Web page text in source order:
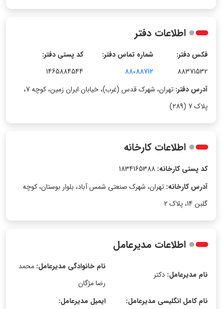
اطلاعات دفتر
فکس دفتر:
88371532
شماره تماس دفتر:
88088712
کد پستی دفتر:
1465884544
آدرس دفتر:
تهران، شهرک قدس (غرب)، خیابان ایران زمین، کوچه 7،
پلاک 7 (289)
اطلاعات کارخانه
کد پستی کارخانه: 1834165388
آدرس کارخانه: تهران، شهرک صنعتی شمس آباد، بلوار بوستان، کوچه
گلبن 14، پلاک 2
اطلاعات مدیرعامل
نام مدیرعامل: دکتر
نام خانوادگی مدیرعامل: محمد
رضا مژگان
نام کامل انگلیسی مدیرعامل:
ایمیل مدیرعامل: